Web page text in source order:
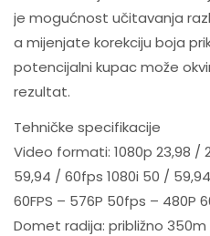
je mogućnost učitavanja
a mijenjate korekciju boja
potencijalni kupac može
rezultat.
Tehničke specifikacije
Video formati: 1080p 23,98
59,94 / 60fps 1080i 50 /
60FPS – 576P 50fps – 480P
Domet radija: približno 350m